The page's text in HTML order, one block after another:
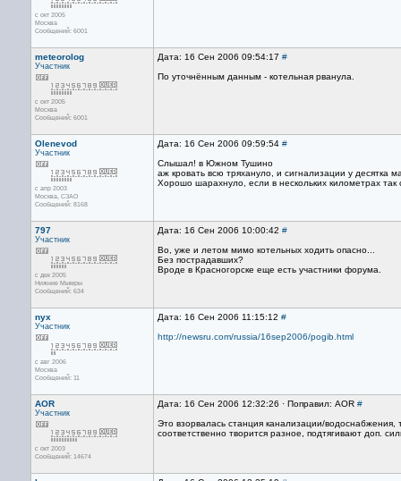
с окт 2005
Москва
Сообщений: 6001
meteorolog
Участник
с окт 2005
Москва
Сообщений: 6001
Дата: 16 Сен 2006 09:54:17 #
По уточнённым данным - котельная рванула.
Olenevod
Участник
с апр 2003
Москва, СЗАО
Сообщений: 8168
Дата: 16 Сен 2006 09:59:54 #
Слышал! в Южном Тушино
аж кровать всю тряхануло, и сигнализации у десятка
Хорошо шарахнуло, если в нескольких километрах
797
Участник
с дек 2005
Нижние Мымры
Сообщений: 634
Дата: 16 Сен 2006 10:00:42 #
Во, уже и летом мимо котельных ходить опасно...
Без пострадавших?
Вроде в Красногорске еще есть участники форума.
nyx
Участник
с авг 2006
Москва
Сообщений: 11
Дата: 16 Сен 2006 11:15:12 #
http://newsru.com/russia/16sep2006/pogib.html
AOR
Участник
с окт 2003
Сообщений: 14674
Дата: 16 Сен 2006 12:32:26 · Поправил: AOR #
Это взорвалась станция канализации/
соответственно творится разное, подтягивают доп.